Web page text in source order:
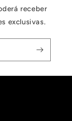
receber
exclusivas.